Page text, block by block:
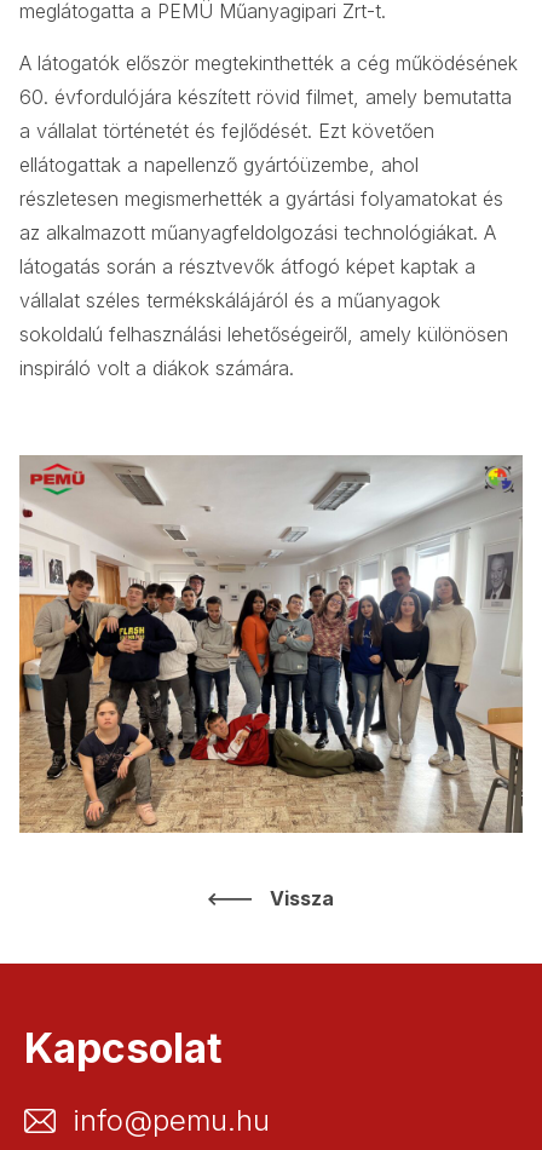
meglátogatta a PEMÜ Műanyagipari Zrt-t.
A látogatók először megtekinthették a cég működésének
60. évfordulójára készített rövid filmet, amely bemutatta
a vállalat történetét és fejlődését. Ezt követően
ellátogattak a napellenző gyártóüzembe, ahol
részletesen megismerhették a gyártási folyamatokat és
az alkalmazott műanyagfeldolgozási technológiákat. A
látogatás során a résztvevők átfogó képet kaptak a
vállalat széles termékskálájáról és a műanyagok
sokoldalú felhasználási lehetőségeiről, amely különösen
inspiráló volt a diákok számára.
Vissza
Kapcsolat
info@pemu.hu